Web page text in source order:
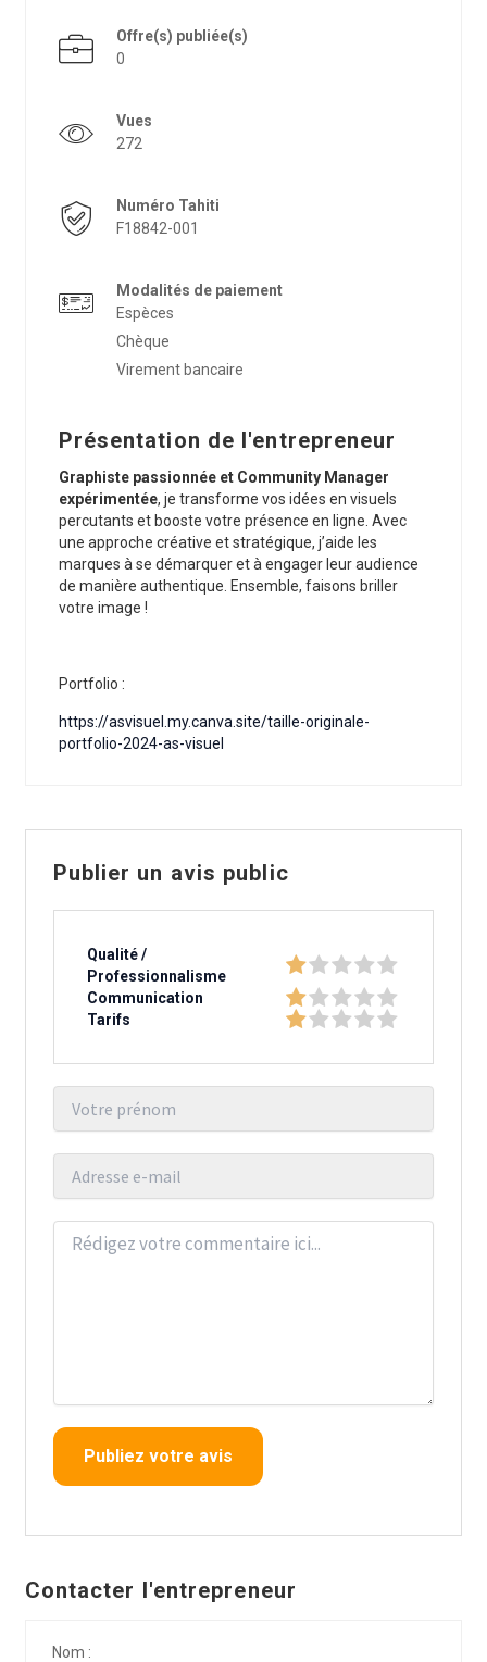
Offre(s) publiée(s)
0
Vues
272
Numéro Tahiti
F18842-001
Modalités de paiement
Espèces
Chèque
Virement bancaire
Présentation de l'entrepreneur
Graphiste passionnée et Community Manager
expérimentée, je transforme vos idées en visuels
percutants et booste votre présence en ligne. Avec
une approche créative et stratégique, j’aide les
marques à se démarquer et à engager leur audience
de manière authentique. Ensemble, faisons briller
votre image !
Portfolio :
https://asvisuel.my.canva.site/taille-originale-
portfolio-2024-as-visuel
Publier un avis public
Qualité /
Professionnalisme
Communication
Tarifs
Contacter l'entrepreneur
Nom :